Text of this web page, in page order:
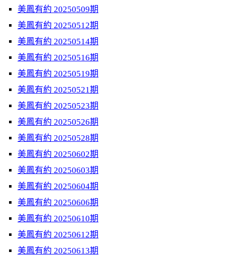
美鳳有約 20250509期
美鳳有約 20250512期
美鳳有約 20250514期
美鳳有約 20250516期
美鳳有約 20250519期
美鳳有約 20250521期
美鳳有約 20250523期
美鳳有約 20250526期
美鳳有約 20250528期
美鳳有約 20250602期
美鳳有約 20250603期
美鳳有約 20250604期
美鳳有約 20250606期
美鳳有約 20250610期
美鳳有約 20250612期
美鳳有約 20250613期